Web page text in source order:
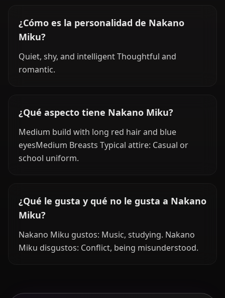
¿Cómo es la personalidad de Nakano
Miku?
Quiet, shy, and intelligent Thoughtful and
romantic.
¿Qué aspecto tiene Nakano Miku?
Medium build with long red hair and blue
eyesMedium Breasts Typical attire: Casual or
school uniform.
¿Qué le gusta y qué no le gusta a Nakano
Miku?
Nakano Miku gustos: Music, studying. Nakano
Miku disgustos: Conflict, being misunderstood.